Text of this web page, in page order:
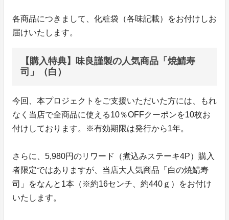
各商品につきまして、化粧袋（各味記載）をお付けしお
届けいたします。
【購入特典】味良謹製の人気商品「焼鯖寿
司」（白）
今回、本プロジェクトをご支援いただいた方には、もれ
なく当店で全商品に使える10％OFFクーポンを10枚お
付けしております。※有効期限は発行から1年。
さらに、5,980円のリワード（煮込みステーキ4P）購入
者限定ではありますが、当店大人気商品「白の焼鯖寿
司」をなんと1本（※約16センチ、約440ｇ）をお付け
いたします。